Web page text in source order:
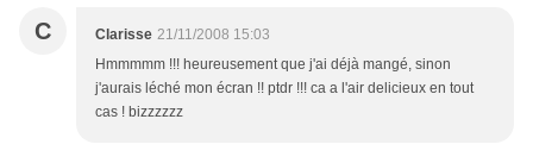
C Clarisse 21/11/2008 15:03
Hmmmmm !!! heureusement que j'ai déjà mangé, sinon
j'aurais léché mon écran !! ptdr !!! ca a l'air delicieux en tout
cas ! bizzzzzz